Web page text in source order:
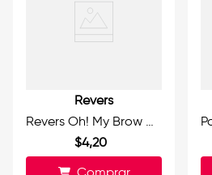
Revers
Revers Oh! My Brow Henna para Cejas Dark Brown 15ml.
$4,20